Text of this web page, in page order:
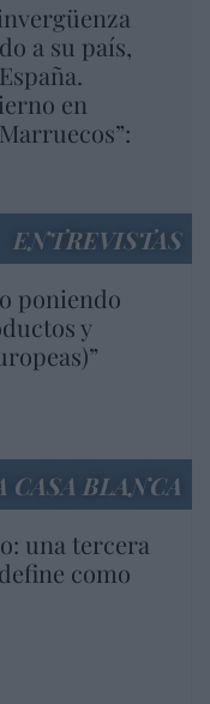
a su país,
en
ENTREVISTAS
poniendo
y
CASA BLANCA
una tercera
como